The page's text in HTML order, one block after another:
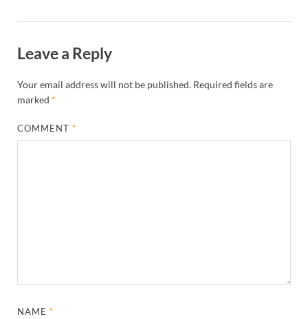
Leave a Reply
Your email address will not be published. Required fields are
marked *
COMMENT*
NAME*